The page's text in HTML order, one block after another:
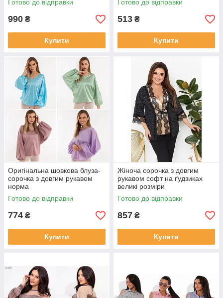
Готово до відправки
990 ₴
Купити
Готово до відправки
513 ₴
Купити
Оригінальна шовкова блуза-
сорочка з довгим рукавом
норма
Готово до відправки
774 ₴
Купити
Жіноча сорочка з довгим
рукавом софт на ґудзиках
великі розміри
Готово до відправки
857 ₴
Купити